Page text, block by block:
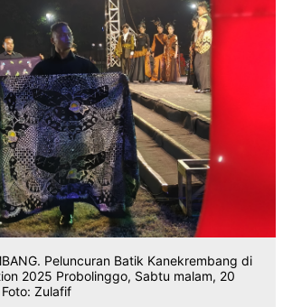
Peluncuran Batik Kanekrembang di
2025 Probolinggo, Sabtu malam, 20
Zulafif